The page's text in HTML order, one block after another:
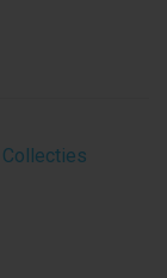
Collecties